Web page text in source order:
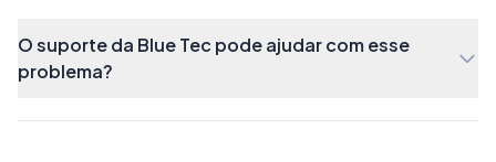
O suporte da Blue Tec pode ajudar com esse
problema?